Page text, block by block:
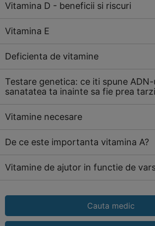
Vitamina D - beneficii si riscuri
Vitamina E
Deficienta de vitamine
Testare genetica: ce iti spune
sanatatea ta inainte sa fie prea
Vitamine necesare
De ce este importanta vitamina A?
Vitamine de ajutor in functie de
Cauta medic